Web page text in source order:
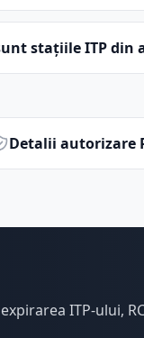
stațiile ITP din
Detalii autorizare
ITP-ului,